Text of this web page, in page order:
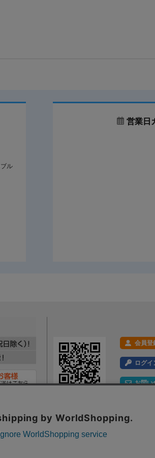
ル
営業日
会員登
ログイ
お問い
てCookieを使用しています。